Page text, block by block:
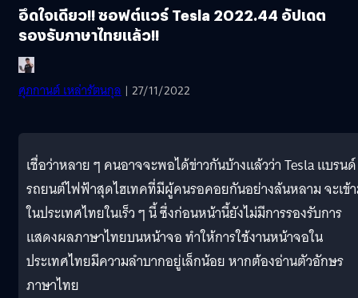
อึดใจเดียว!! ซอฟต์แวร์ Tesla 2022.44 อัปเดต
รองรับภาษาไทยแล้ว!!
ศุภกานต์ เหล่ารัตนกุล | 27/11/2022
เชื่อว่าหลาย ๆ คนอาจจะพอได้ข่าวกันบ้างแล้วว่า Tesla แบรนด์
รถยนต์ไฟฟ้าสุดไฮเทคที่มีผู้คนรอคอยกันอย่างล้นหลาม จะเข้
ในประเทศไทยในเร็ว ๆ นี้ ซึ่งก่อนหน้านี้ยังไม่มีการรองรับการ
แสดงผลภาษาไทยบนหน้าจอ ทำให้การใช้งานหน้าจอใน
ประเทศไทยมีความลำบากอยู่เล็กน้อย หากต้องอ่านตัวอักษร
ภาษาไทย